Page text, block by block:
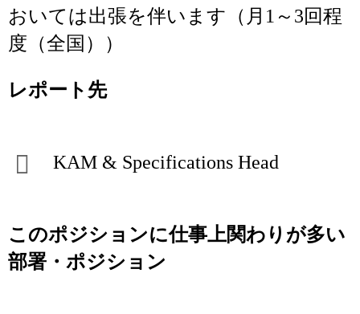
おいては出張を伴います（月1～3回程
度（全国））
レポート先
KAM & Specifications Head
このポジションに仕事上関わりが多い
部署・ポジション